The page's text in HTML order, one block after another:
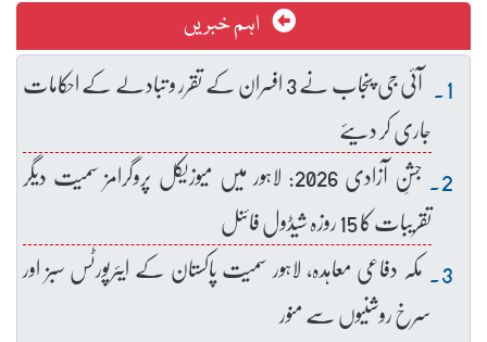
اہم خبریں
آئی جی پنجاب نے 3 افسران کے تقرر و تبادلے کے احکامات
جاری کر دیئے
جشنِ آزادی 2026: لاہور میں میوزیکل پروگرامز سمیت دیگر
تقریبات کا 15 روزہ شیڈول فائنل
مکہ دفاعی معاہدہ، لاہور سمیت پاکستان کے ایئرپورٹس سبز اور
سرخ روشنیوں سے منور